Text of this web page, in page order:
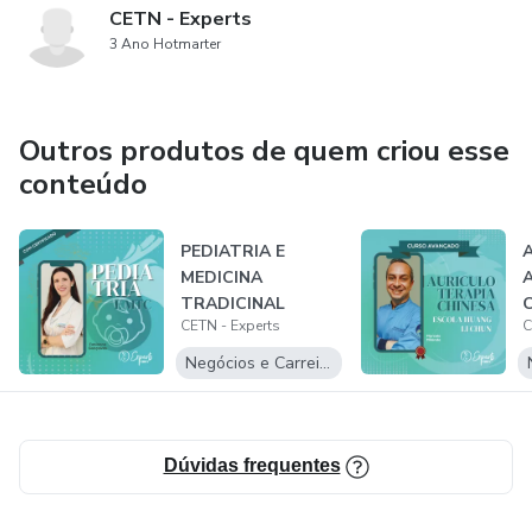
Em tempos de tantas sofisticações nos tratamentos de
pele, ficará
componentes, os
O tratamento pode ser por auto aplicação e/ou
implementação de outra
técnica realizando paralelamente a avaliação e análise para
escolha do
método e material a ser usado.
CETN - Experts
3 Ano Hotmarter
Outros produtos de quem criou esse
conteúdo
PEDIATRIA E
MEDICINA
TRADICINAL
CHINESA
CETN - Experts
Negócios e Carreira
Dúvidas frequentes